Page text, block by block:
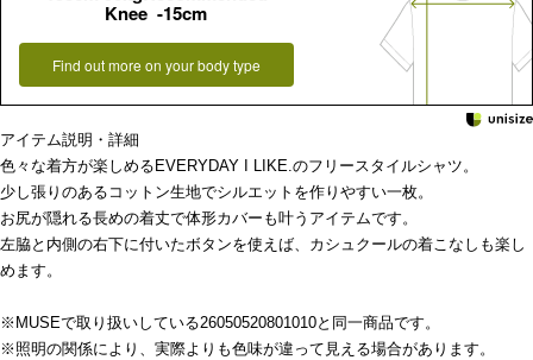
Knee -15cm
Find out more on your body type
アイテム説明・詳細
色々な着方が楽しめるEVERYDAY I LIKE.のフリースタイルシャツ。
少し張りのあるコットン生地でシルエットを作りやすい一枚。
お尻が隠れる長めの着丈で体形カバーも叶うアイテムです。
左脇と内側の右下に付いたボタンを使えば、カシュクールの着こなしも楽し
めます。
※MUSEで取り扱いしている26050520801010と同一商品です。
※照明の関係により、実際よりも色味が違って見える場合があります。